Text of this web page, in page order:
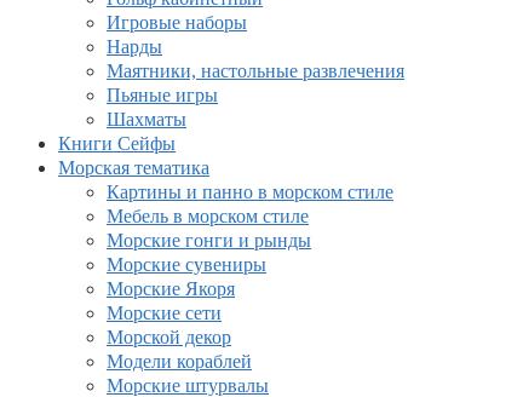
Игровые наборы
Нарды
Маятники, настольные развлечения
Пьяные игры
Шахматы
Книги Сейфы
Морская тематика
Картины и панно в морском стиле
Мебель в морском стиле
Морские гонги и рынды
Морские сувениры
Морские Якоря
Морские сети
Морской декор
Модели кораблей
Морские штурвалы